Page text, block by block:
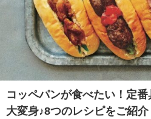
コッペパンが食べたい！定
大変身♪8つのレシピをご紹介